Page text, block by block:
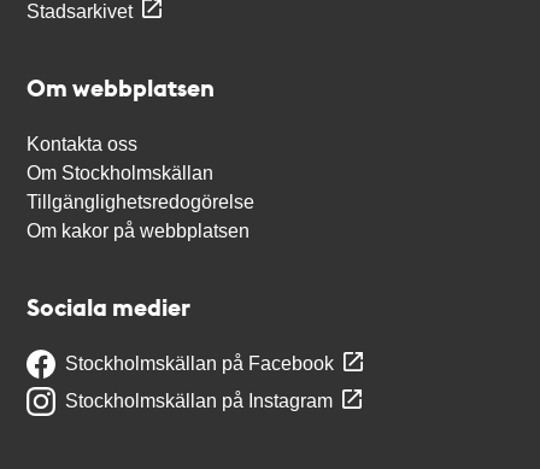
Stadsarkivet
Om webbplatsen
Kontakta oss
Om Stockholmskällan
Tillgänglighetsredogörelse
Om kakor på webbplatsen
Sociala medier
Stockholmskällan på Facebook
Stockholmskällan på Instagram